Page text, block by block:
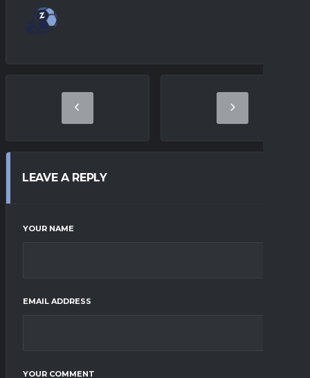
LEAVE A REPLY
YOUR NAME
EMAIL ADDRESS
YOUR COMMENT